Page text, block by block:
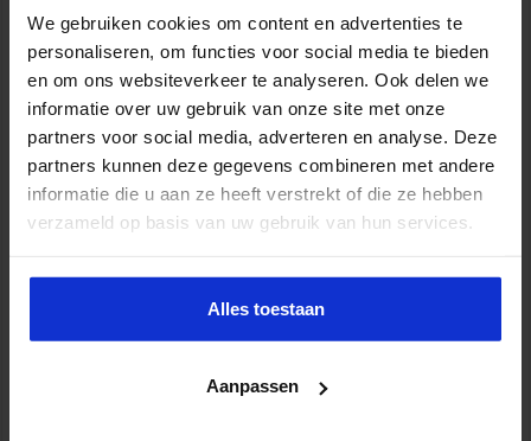
We gebruiken cookies om content en advertenties te
personaliseren, om functies voor social media te bieden
en om ons websiteverkeer te analyseren. Ook delen we
informatie over uw gebruik van onze site met onze
partners voor social media, adverteren en analyse. Deze
partners kunnen deze gegevens combineren met andere
informatie die u aan ze heeft verstrekt of die ze hebben
verzameld op basis van uw gebruik van hun services.
Alles toestaan
Aanpassen
ONDERWIJS
Verkorte opleiding Rekencoördinator PO